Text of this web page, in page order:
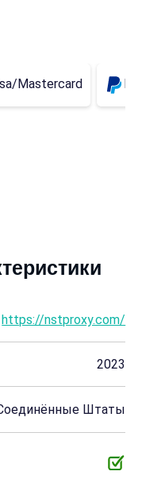
Mastercard
https://nstproxy.com/
2023
Штаты